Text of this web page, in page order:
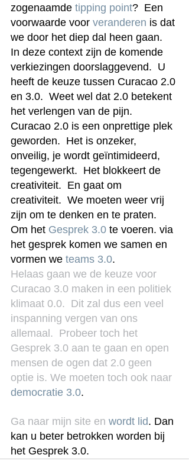
zogenaamde tipping point?  Een
voorwaarde voor veranderen is dat
we door het diep dal heen gaan.
In deze context zijn de komende
verkiezingen doorslaggevend.  U
heeft de keuze tussen Curacao 2.0
en 3.0.  Weet wel dat 2.0 betekent
het verlengen van de pijn.
Curacao 2.0 is een onprettige plek
geworden.  Het is onzeker,
onveilig, je wordt geïntimideerd,
tegengewerkt.  Het blokkeert de
creativiteit.  En gaat om
creativiteit.  We moeten weer vrij
zijn om te denken en te praten.
Om het Gesprek 3.0 te voeren. via
het gesprek komen we samen en
vormen we teams 3.0.
Helaas gaan we de keuze voor
Curacao 3.0 maken in een politiek
klimaat 0.0.  Dit zal dus een veel
inspanning vergen van ons
allemaal.  Probeer toch het
Gesprek 3.0 aan te gaan en open
mensen de ogen dat 2.0 geen
optie is. We moeten toch ook naar
democratie 3.0.
Ga naar mijn site en wordt lid. Dan
kan u beter betrokken worden bij
het Gesprek 3.0.